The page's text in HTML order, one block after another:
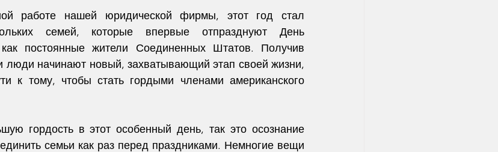
работе нашей юридической фирмы, этот год стал
семей, которые впервые отпразднуют День
постоянные жители Соединенных Штатов. Получив
люди начинают новый, захватывающий этап своей жизни,
к тому, чтобы стать гордыми членами американского
гордость в этот особенный день, так это осознание
семьи как раз перед праздниками. Немногие вещи